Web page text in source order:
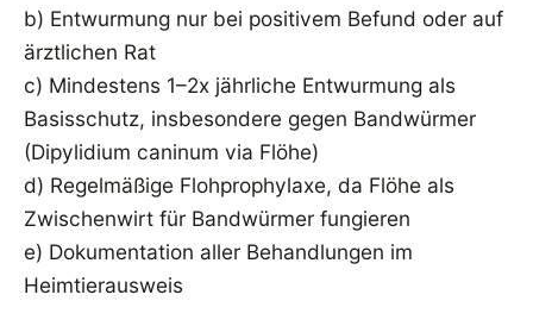
b) Entwurmung nur bei positivem Befund oder auf
ärztlichen Rat
c) Mindestens 1–2x jährliche Entwurmung als
Basisschutz, insbesondere gegen Bandwürmer
(Dipylidium caninum via Flöhe)
d) Regelmäßige Flohprophylaxe, da Flöhe als
Zwischenwirt für Bandwürmer fungieren
e) Dokumentation aller Behandlungen im
Heimtierausweis